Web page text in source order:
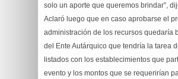
solo un aporte que queremos brindar”,
Aclaró luego que en caso aprobarse el
administración de los recursos quedaría
del Ente Autárquico que tendría la tarea
listados con los establecimientos que
evento y los montos que se requerirían